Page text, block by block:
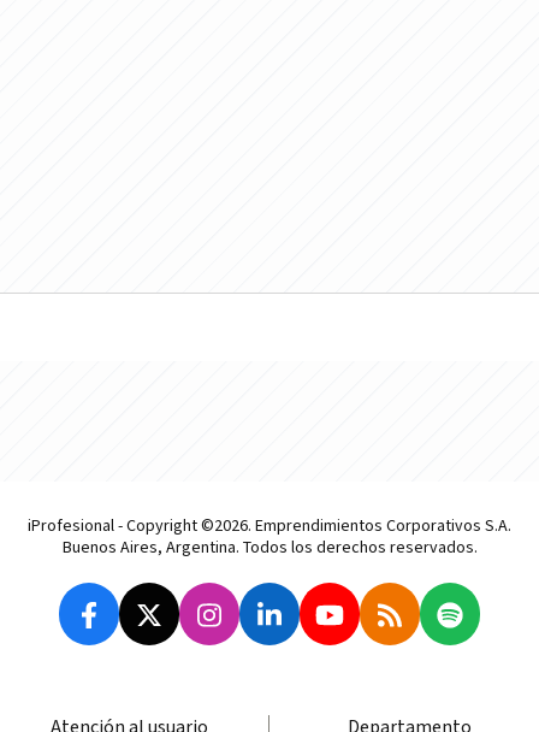
iProfesional - Copyright ©2026. Emprendimientos Corporativos S.A.
Buenos Aires, Argentina. Todos los derechos reservados.